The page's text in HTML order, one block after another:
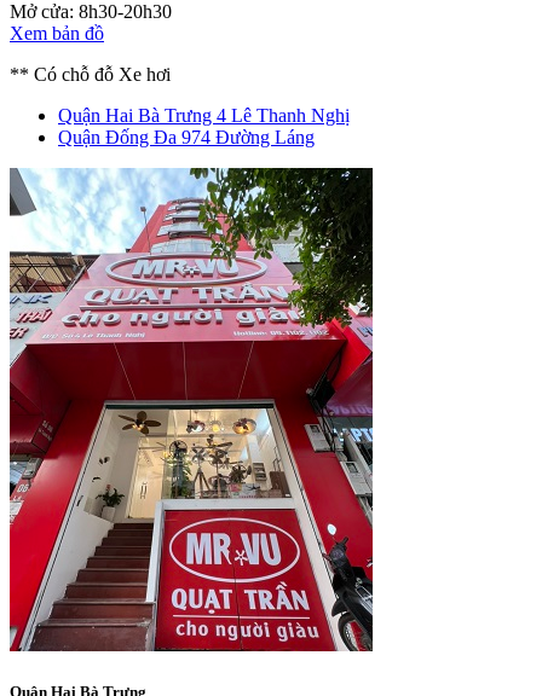
Mở cửa: 8h30-20h30
Xem bản đồ
** Có chỗ đỗ Xe hơi
Quận Hai Bà Trưng 4 Lê Thanh Nghị
Quận Đống Đa 974 Đường Láng
Quận Hai Bà Trưng